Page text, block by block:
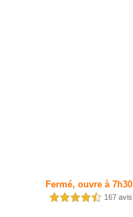
Fermé, ouvre à 7h30
4,5 étoiles sur 5 167 avis